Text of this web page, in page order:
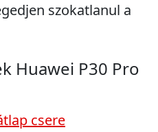
szokatlanul a
Huawei P30 Pro
csere